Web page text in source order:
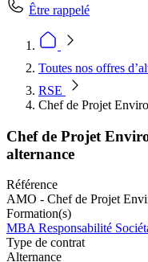
Être rappelé
Toutes nos offres
RSE
Chef de Projet
Chef de Projet
alternance
Référence
AMO - Chef de Projet
Formation(s)
MBA Responsabilité
Type de contrat
Alternance